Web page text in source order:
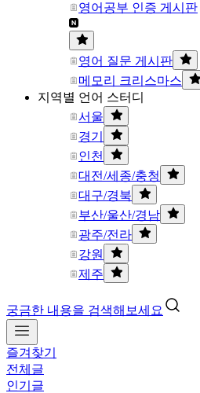
영어공부 인증 게시판
영어 질문 게시판
메모리 크리스마스
지역별 언어 스터디
서울
경기
인천
대전/세종/충청
대구/경북
부산/울산/경남
광주/전라
강원
제주
궁금한 내용을 검색해보세요
즐겨찾기
전체글
인기글